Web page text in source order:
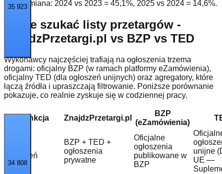
35 923
34 808
Zmiana: 2024 vs 2023 = 45,1%, 2025 vs 2024 = 14,6%.
Gdzie szukać listy przetargów -
ZnajdzPrzetargi.pl vs BZP vs TED
Wykonawcy najczęściej trafiają na ogłoszenia trzema
drogami: oficjalny BZP (w ramach platformy eZamówienia),
oficjalny TED (dla ogłoszeń unijnych) oraz agregatory, które
łączą źródła i upraszczają filtrowanie. Poniższe porównanie
pokazuje, co realnie zyskuje się w codziennej pracy.
Funkcja ZnajdzPrzetargi.pl
BZP
(eZamówienia)
ogłoszeń
BZP + TED +
ogłoszenia
prywatne
Oficjalne
ogłoszenia
publikowane w
BZP
unijne
UE —